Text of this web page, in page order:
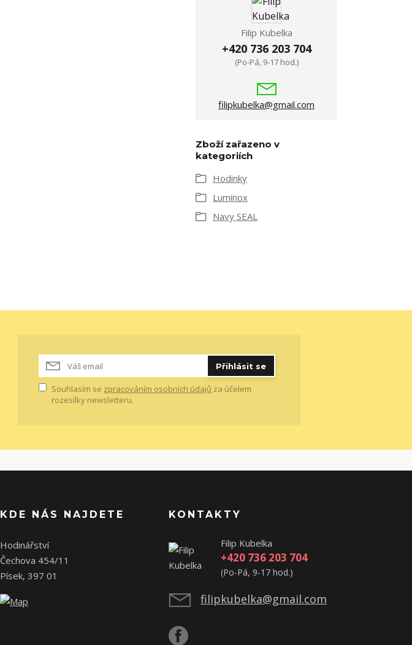
Filip Kubelka
+420 736 203 704
(Po-Pá, 9-17 hod.)
filipkubelka@gmail.com
Zboží zařazeno v
kategoriích
Hodinky
Luminox
Navy SEAL
Přihlásit se
Souhlasím se zpracováním osobních údajů za účelem
rozesílky newsletteru.
KDE NÁS NAJDETE
Hodinářství
Čechova 454/11
Písek, 397 01
KONTAKTY
Filip Kubelka
+420 736 203 704
(Po-Pá, 9-17 hod.)
filipkubelka@gmail.com